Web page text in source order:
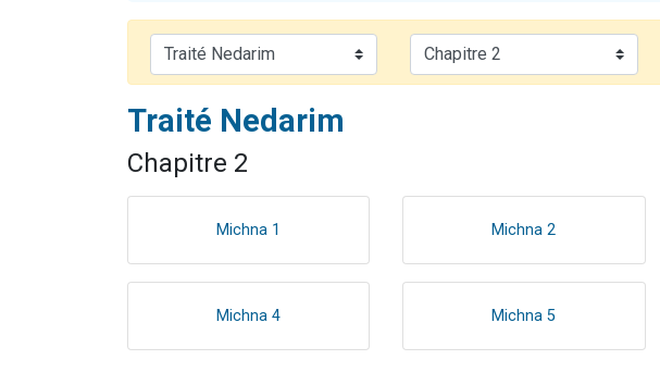
Traité Nedarim
Chapitre 2
Michna 1 Michna 2
Michna 4 Michna 5